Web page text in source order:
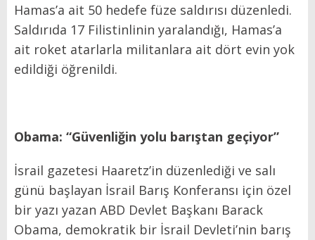
Hamas’a ait 50 hedefe füze saldırısı düzenledi.
Saldırıda 17 Filistinlinin yaralandığı, Hamas’a
ait roket atarlarla militanlara ait dört evin yok
edildiği öğrenildi.
Obama: “Güvenliğin yolu barıştan geçiyor”
İsrail gazetesi Haaretz’in düzenlediği ve salı
günü başlayan İsrail Barış Konferansı için özel
bir yazı yazan ABD Devlet Başkanı Barack
Obama, demokratik bir İsrail Devleti’nin barış